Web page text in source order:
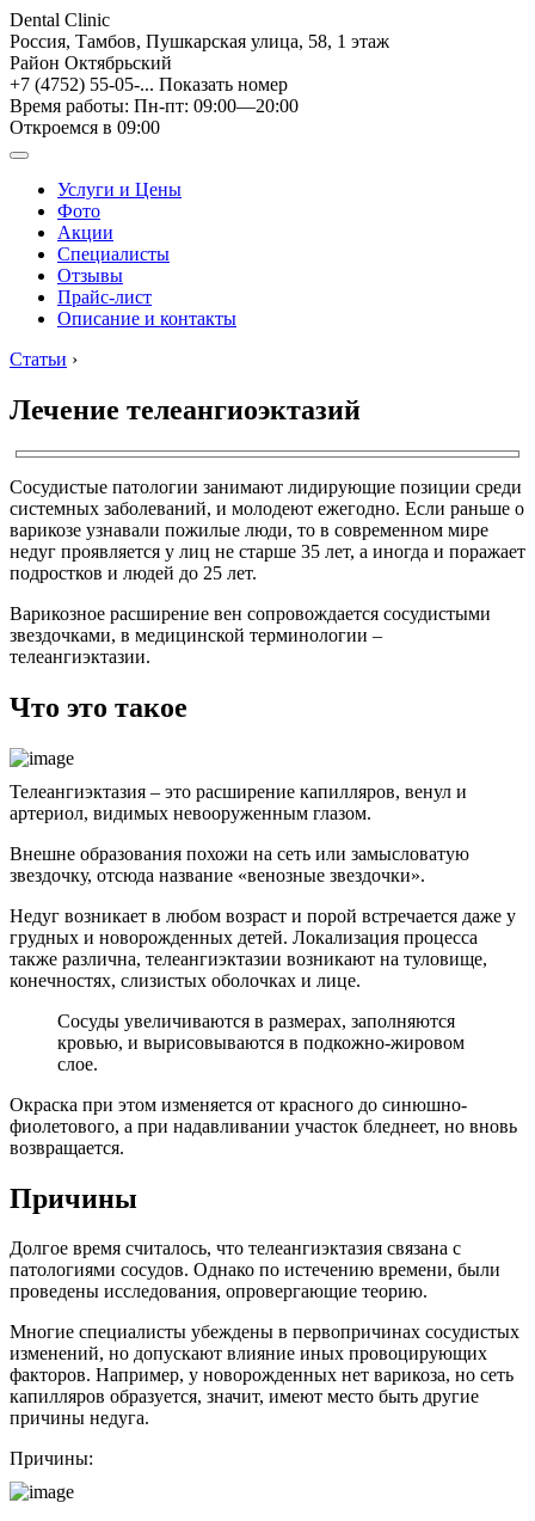
Dental Clinic
Россия, Тамбов, Пушкарская улица, 58, 1 этаж
Район Октябрьский
+7 (4752) 55-05-... Показать номер
Время работы: Пн-пт: 09:00—20:00
Откроемся в 09:00
Услуги и Цены
Фото
Акции
Специалисты
Отзывы
Прайс-лист
Описание и контакты
Статьи ›
Лечение телеангиоэктазий
Сосудистые патологии занимают лидирующие позиции среди
системных заболеваний, и молодеют ежегодно. Если раньше о
варикозе узнавали пожилые люди, то в современном мире
недуг проявляется у лиц не старше 35 лет, а иногда и поражает
подростков и людей до 25 лет.
Варикозное расширение вен сопровождается сосудистыми
звездочками, в медицинской терминологии –
телеангиэктазии.
Что это такое
Телеангиэктазия – это расширение капилляров, венул и
артериол, видимых невооруженным глазом.
Внешне образования похожи на сеть или замысловатую
звездочку, отсюда название «венозные звездочки».
Недуг возникает в любом возраст и порой встречается даже у
грудных и новорожденных детей. Локализация процесса
также различна, телеангиэктазии возникают на туловище,
конечностях, слизистых оболочках и лице.
Сосуды увеличиваются в размерах, заполняются
кровью, и вырисовываются в подкожно-жировом
слое.
Окраска при этом изменяется от красного до синюшно-
фиолетового, а при надавливании участок бледнеет, но вновь
возвращается.
Причины
Долгое время считалось, что телеангиэктазия связана с
патологиями сосудов. Однако по истечению времени, были
проведены исследования, опровергающие теорию.
Многие специалисты убеждены в первопричинах сосудистых
изменений, но допускают влияние иных провоцирующих
факторов. Например, у новорожденных нет варикоза, но сеть
капилляров образуется, значит, имеют место быть другие
причины недуга.
Причины: